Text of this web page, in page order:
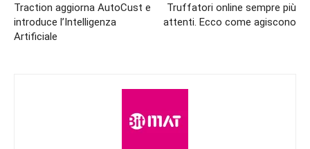
Traction aggiorna AutoCust e
introduce l’Intelligenza
Artificiale
Truffatori online sempre più
attenti. Ecco come agiscono